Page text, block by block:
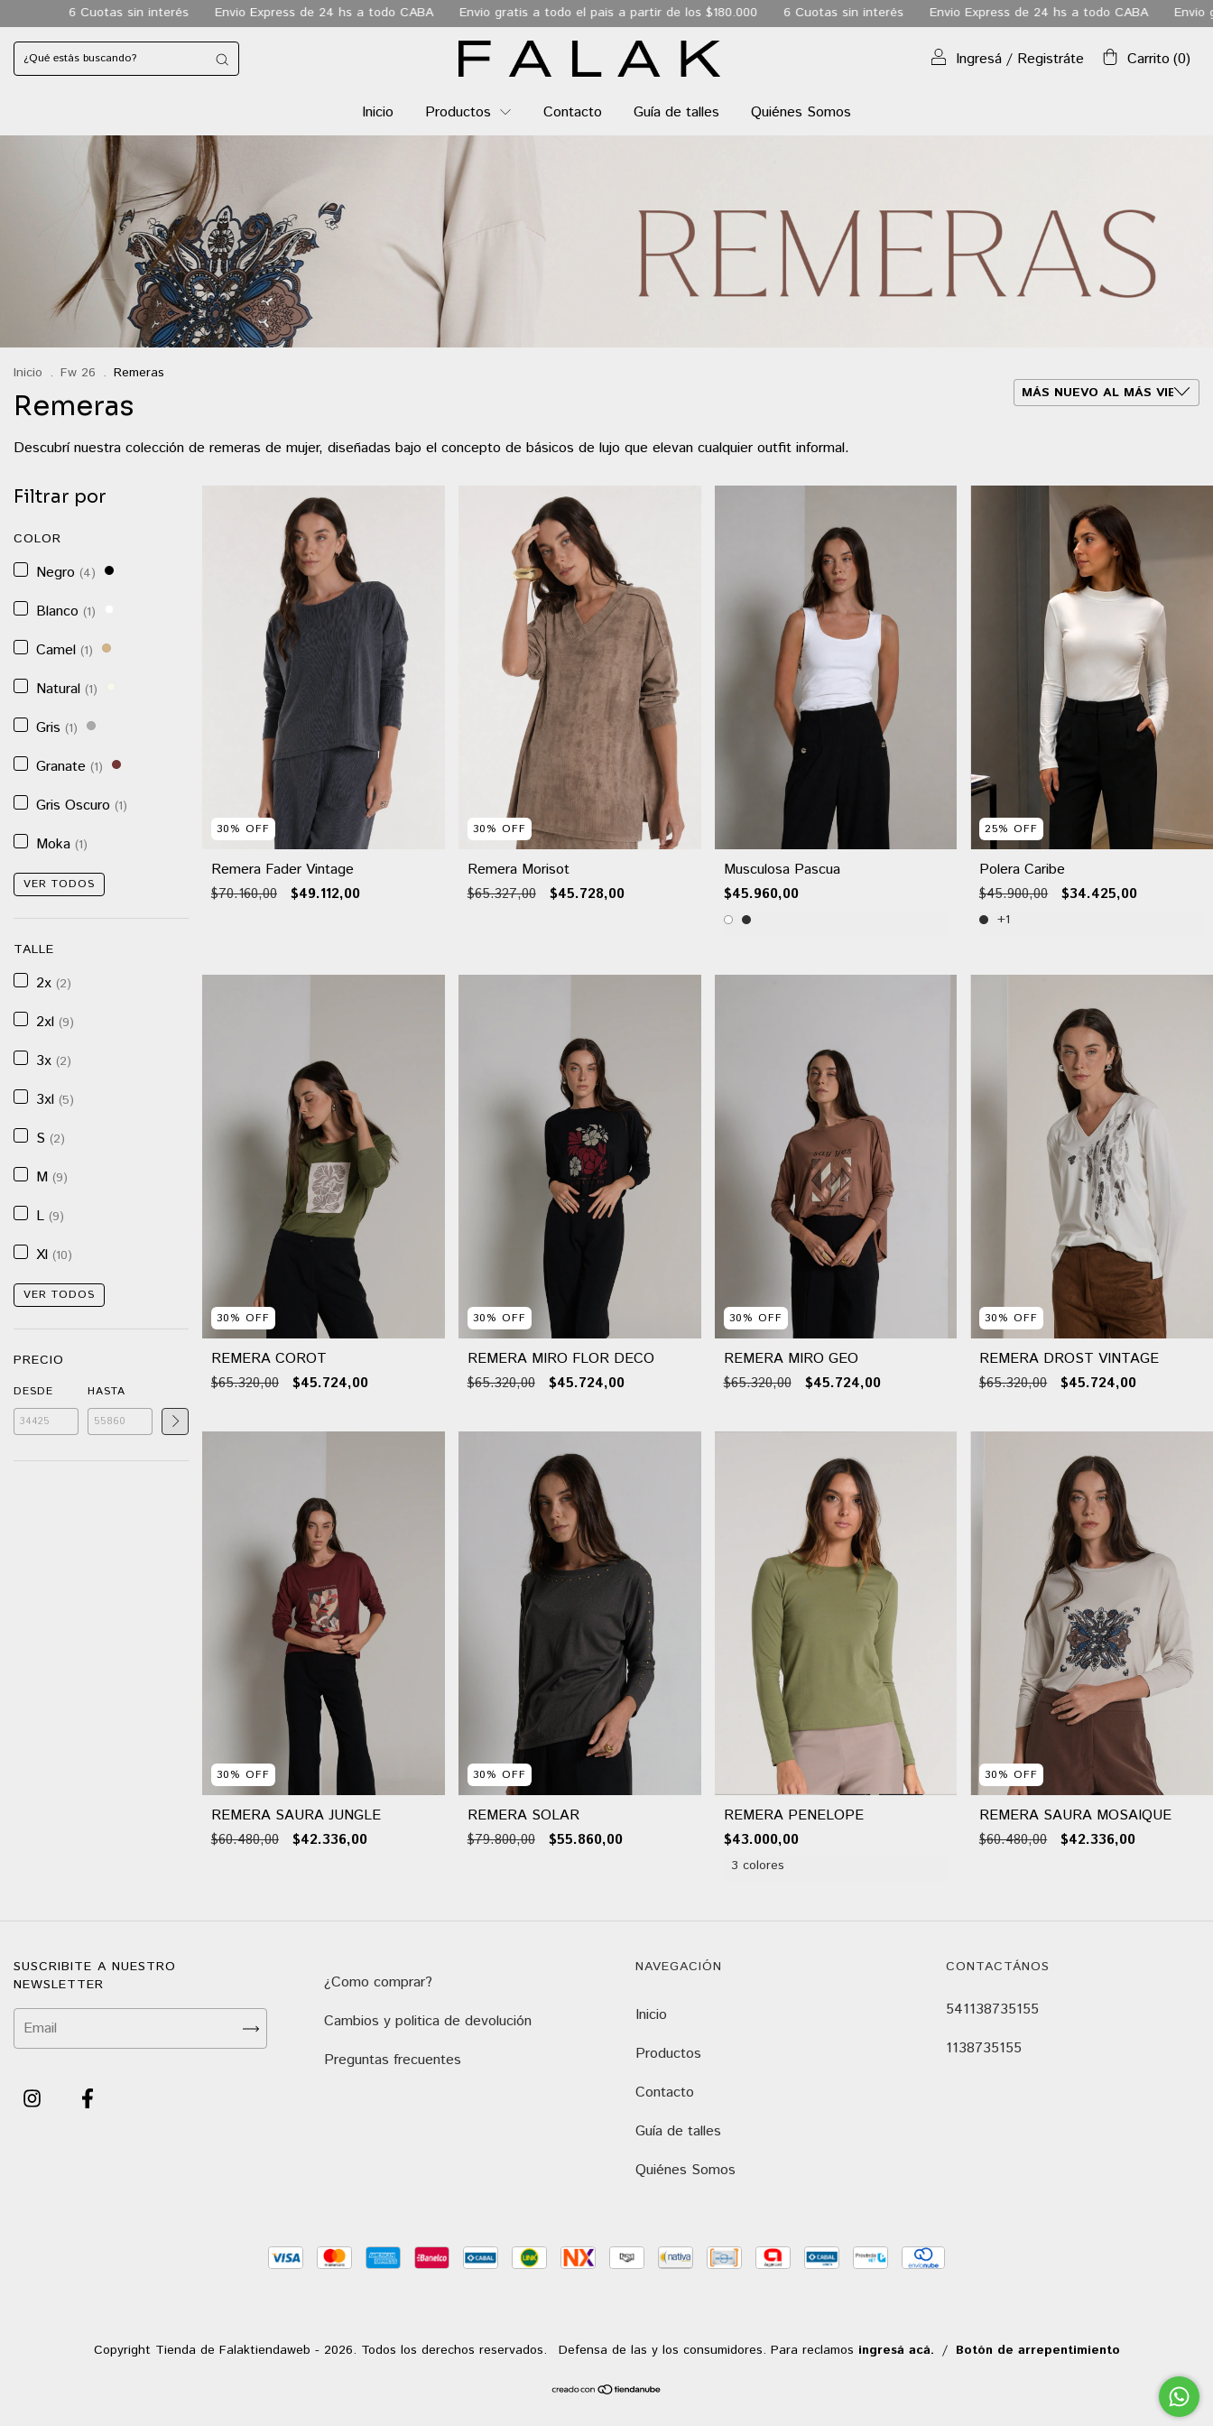
Envio Express de 24 hs a todo CABA Envio gratis a todo el pais a partir de los $180.000 6 Cuotas sin interés Envio Express de 24 hs a todo CABA Envio gratis a todo el pais a
Ingresá / Registráte Carrito (0)
Inicio Productos Contacto Guía de talles Quiénes Somos
Inicio . Fw 26 . Remeras
Remeras
Descubrí nuestra colección de remeras de mujer, diseñadas bajo el concepto de básicos de lujo que elevan cualquier outfit informal.
Filtrar por
COLOR
Negro (4)
Blanco (1)
Camel (1)
Natural (1)
Gris (1)
Granate (1)
Gris Oscuro (1)
Moka (1)
VER TODOS
TALLE
2x (2)
2xl (9)
3x (2)
3xl (5)
S (2)
M (9)
L (9)
Xl (10)
VER TODOS
PRECIO
DESDE HASTA
30% OFF
Remera Fader Vintage
$70.160,00 $49.112,00
30% OFF
Remera Morisot
$65.327,00 $45.728,00
Musculosa Pascua
$45.960,00
25%OFF
Polera Caribe
$45.900,00 $34.425,00
+1
30% OFF
REMERA COROT
$65.320,00 $45.724,00
30% OFF
REMERA MIRO FLOR DECO
$65.320,00 $45.724,00
30% OFF
REMERA MIRO GEO
$65.320,00 $45.724,00
30%OFF
REMERA DROST VINTAGE
$65.320,00 $45.724,00
30% OFF
REMERA SAURA JUNGLE
$60.480,00 $42.336,00
30% OFF
REMERA SOLAR
$79.800,00 $55.860,00
REMERA PENELOPE
$43.000,00
3 colores
30%OFF
REMERA SAURA MOSAIQUE
$60.480,00 $42.336,00
SUSCRIBITE A NUESTRO
NEWSLETTER
¿Como comprar?
Cambios y politica de devolución
Preguntas frecuentes
NAVEGACIÓN
Inicio
Productos
Contacto
Guía de talles
Quiénes Somos
CONTACTÁNOS
541138735155
1138735155
Copyright Tienda de Falaktiendaweb - 2026. Todos los derechos reservados. Defensa de las y los consumidores. Para reclamos ingresá acá. / Botón de arrepentimiento